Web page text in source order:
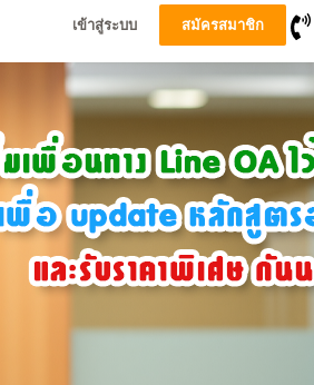
เข้าสู่ระบบ สมัครสมาชิก